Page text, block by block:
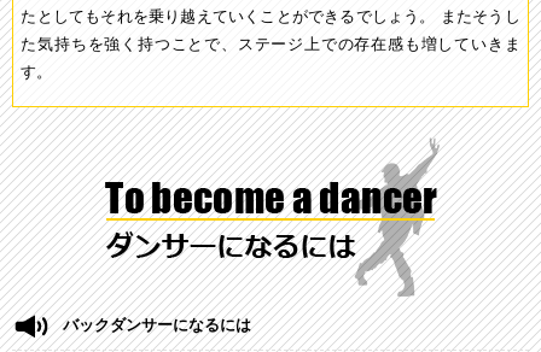
たとしてもそれを乗り越えていくことができるでしょう。 またそうし
た気持ちを強く持つことで、ステージ上での存在感も増していきま
す。
バックダンサーになるには